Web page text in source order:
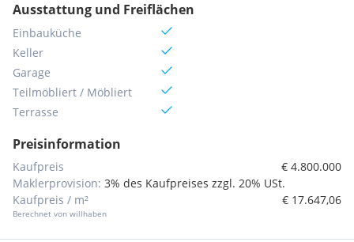
Ausstattung und Freiflächen
Einbauküche
Keller
Garage
Teilmöbliert / Möbliert
Terrasse
Preisinformation
Kaufpreis
€ 4.800.000
Maklerprovision: 3% des Kaufpreises zzgl. 20% USt.
Kaufpreis / m²
Berechnet von willhaben
€ 17.647,06